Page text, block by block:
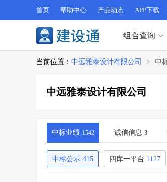
首页 帮助中心 产品动态 APP下载
分项查询（VIP）
查资质> 查人员
查荣誉> 查诚信
招标信息 > 组合查
行业 / 地区专查
组合查询
查荣誉> 查诚信
项目经理> 信用评
招标信息> 组合查询
当前位置： 中远雅泰设计有限公司 > 中
中远雅泰设计有限公司
中标业绩 1542 诚信信息 3
中标公示 415 四库一平台 1127